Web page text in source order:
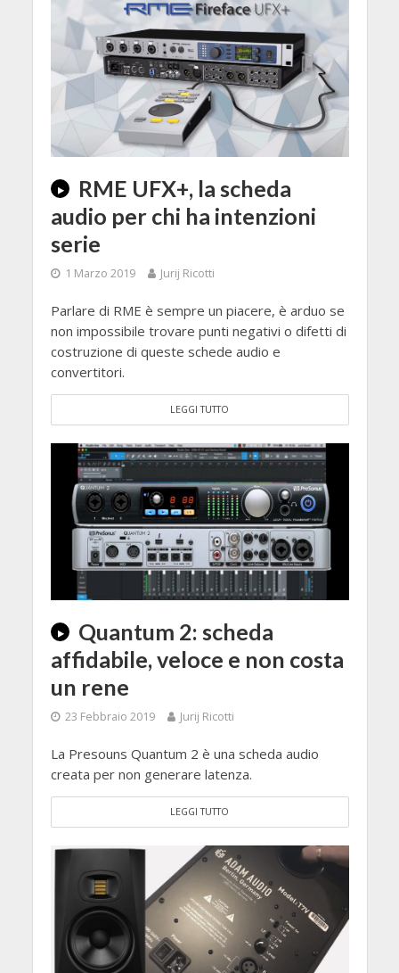
RME UFX+, la scheda
audio per chi ha intenzioni
serie
1 Marzo 2019 Jurij Ricotti
Parlare di RME è sempre un piacere, è arduo se
non impossibile trovare punti negativi o difetti di
costruzione di queste schede audio e
convertitori.
LEGGI TUTTO
Quantum 2: scheda
affidabile, veloce e non costa
un rene
23 Febbraio 2019 Jurij Ricotti
La Presouns Quantum 2 è una scheda audio
creata per non generare latenza.
LEGGI TUTTO